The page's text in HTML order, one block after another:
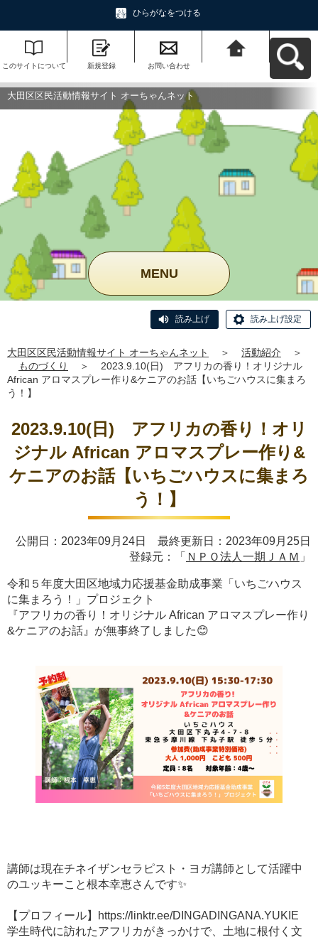
ひらがなをつける
このサイトについて 新規登録 お問い合わせ
ットへ戻る
大田区区民活動情報サイト オーちゃんネット
MENU
読み上げ 読み上げ設定
大田区区民活動情報サイト オーちゃんネット ＞ 活動紹介
＞
ものづくり
＞
2023.9.10(日) アフリカの香り！オリジナル
African アロマスプレー作り&ケニアのお話【いちごハウスに集まろ
う！】
2023.9.10(日) アフリカの香り！オリ
ジナル African アロマスプレー作り&
ケニアのお話【いちごハウスに集まろ
う！】
公開日：2023年09月24日 最終更新日：2023年09月25日
登録元：「 ＮＰＯ法人一期ＪＡＭ 」
令和５年度大田区地域力応援基金助成事業「いちごハウス
に集まろう！」プロジェクト
『アフリカの香り！オリジナル African アロマスプレー作り
&ケニアのお話』 が無事終了しました😊
講師は現在チネイザンセラピスト・ヨガ講師として活躍中
のユッキーこと根本幸恵さんです✨
【プロフィール】
https://linktr.ee/DINGADINGANA.YUKIE
学生時代に訪れたアフリカがきっかけで、土地に根付く文